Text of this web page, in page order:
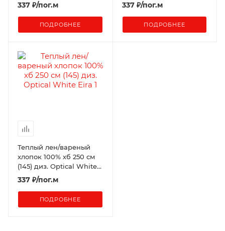
337 ₽/пог.м
ПОДРОБНЕЕ
337₽/пог.м
ПОДРОБНЕЕ
Теплый лен/вареный
хлопок 100% хб 250 см
(145) диз. Optical White
Eira
337 ₽/пог.м
ПОДРОБНЕЕ